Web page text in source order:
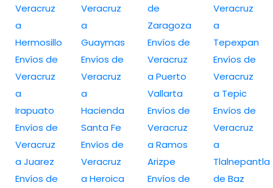
Veracruz
a
Hermosillo
Envíos de
Veracruz
a
Irapuato
Envíos de
Veracruz
a Juarez
Envíos de
Veracruz
a
Guaymas
Envíos de
Veracruz
a
Hacienda
Santa Fe
Envíos de
Veracruz
a Heroica
de
Zaragoza
Envíos de
Veracruz
a Puerto
Vallarta
Envíos de
Veracruz
a Ramos
Arizpe
Envíos de
Veracruz
a
Tepexpan
Envíos de
Veracruz
a Tepic
Envíos de
Veracruz
a
Tlalnepantla
de Baz